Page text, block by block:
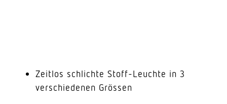
Zeitlos schlichte Stoff-Leuchte in 3
verschiedenen Grössen